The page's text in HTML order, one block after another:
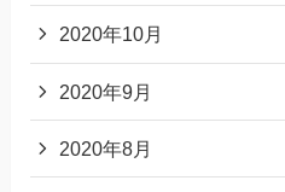
2020年10月
2020年9月
2020年8月